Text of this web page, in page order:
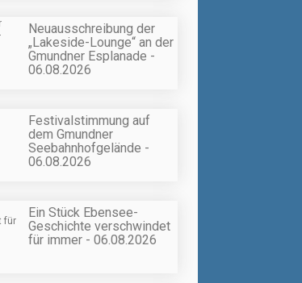
Neuausschreibung der
„Lakeside-Lounge“ an der
Gmundner Esplanade -
06.08.2026
Festivalstimmung auf
dem Gmundner
Seebahnhofgelände -
06.08.2026
Ein Stück Ebensee-
Geschichte verschwindet
für immer - 06.08.2026